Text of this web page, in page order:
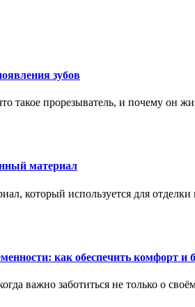
зубов
такое прорезыватель, и почему он
материал
который используется для
как обеспечить комфорт и
важно заботиться не только о